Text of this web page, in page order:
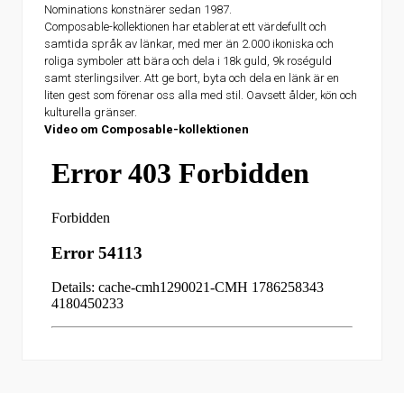
Nominations konstnärer sedan 1987.
Composable-kollektionen har etablerat ett värdefullt och
samtida språk av länkar, med mer än 2.000 ikoniska och
roliga symboler att bära och dela i 18k guld, 9k roséguld
samt sterlingsilver. Att ge bort, byta och dela en länk är en
liten gest som förenar oss alla med stil. Oavsett ålder, kön och
kulturella gränser.
Video om Composable-kollektionen